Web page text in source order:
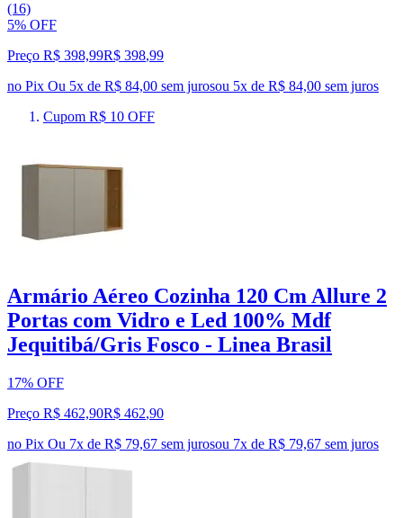
(16)
5% OFF
Preço R$ 398,99R$ 398,99
no Pix Ou 5x de R$ 84,00 sem jurosou 5x de R$ 84,00 sem juros
Cupom R$ 10 OFF
Armário Aéreo Cozinha 120 Cm Allure 2
Portas com Vidro e Led 100% Mdf
Jequitibá/Gris Fosco - Linea Brasil
17% OFF
Preço R$ 462,90R$ 462,90
no Pix Ou 7x de R$ 79,67 sem jurosou 7x de R$ 79,67 sem juros